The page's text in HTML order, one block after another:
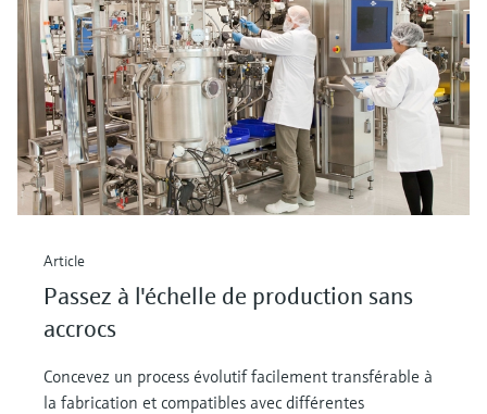
Article
Passez à l'échelle de production sans
accrocs
Concevez un process évolutif facilement transférable à
la fabrication et compatibles avec différentes